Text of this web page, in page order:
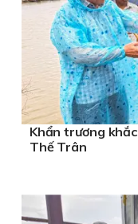
Khẩn trương
Thế Trân